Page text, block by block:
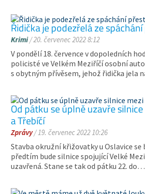
Řidička je podezřelá ze
Krimi/ 20. červenec 2022 8:12
V pondělí 18. července v dopoledních
policisté ve Velkém Meziříčí osobní
s obytným přívěsem, jehož řidička jela
Od pátku se úplně uzavře
a Třebíčí
Zprávy/ 19. červenec 2022 10:26
Stavba okružní křižovatky u Oslavice
předtím bude silnice spojující Velké
uzavřená. Stane se tak od pátku 22. do…